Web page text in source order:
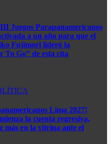
Juegos Parapanamericanos
a un año para que el
Fujimori lideró la
To Go” de esta cita
Lima 2027!
la cuenta regresiva,
más en la vitrina ante el